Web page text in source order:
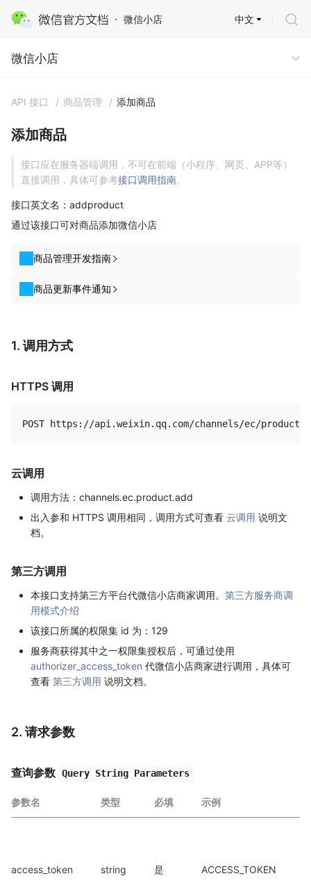
微信小店
微信小店
中文
微信小店
API 接口 / 商品管理 / 添加商品
添加商品
接口应在服务器端调用，不可在前端（小程序、网页、APP等）
直接调用，具体可参考接口调用指南。
接口英文名：addproduct
通过该接口可对商品添加微信小店
商品管理开发指南
商品更新事件通知
1. 调用方式
HTTPS 调用
云调用
调用方法：channels.ec.product.add
出入参和 HTTPS 调用相同，调用方式可查看 云调用 说明文
档。
第三方调用
本接口支持第三方平台代微信小店商家调用。 第三方服务商调
用模式介绍
该接口所属的权限集 id 为：129
服务商获得其中之一权限集授权后，可通过使用
authorizer_access_token 代微信小店商家进行调用，具体可
查看 第三方调用 说明文档。
2. 请求参数
查询参数 Query String Parameters
参数名 类型 必填 示例
access_token string 是 ACCESS_TOKEN